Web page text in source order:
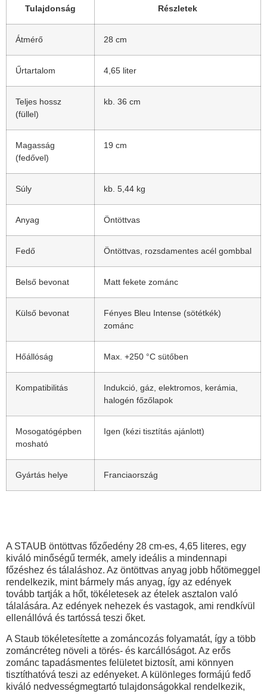
Tulajdonság Részletek
Átmérő 28 cm
Űrtartalom 4,65 liter
Teljes hossz
(füllel)
kb. 36 cm
Magasság
(fedővel)
19 cm
Súly kb. 5,44 kg
Anyag Öntöttvas
Fedő Öntöttvas, rozsdamentes acél gombbal
Belső bevonat Matt fekete zománc
Külső bevonat
Fényes Bleu Intense (sötétkék)
zománc
Hőállóság Max. +250 °C sütőben
Kompatibilitás
Indukció, gáz, elektromos, kerámia,
halogén főzőlapok
Mosogatógépben
mosható
Igen (kézi tisztítás ajánlott)
Gyártás helye Franciaország
A STAUB öntöttvas főzőedény 28 cm-es, 4,65 literes, egy
kiváló minőségű termék, amely ideális a mindennapi
főzéshez és tálaláshoz. Az öntöttvas anyag jobb hőtömeggel
rendelkezik, mint bármely más anyag, így az edények
tovább tartják a hőt, tökéletesek az ételek asztalon való
tálalására. Az edények nehezek és vastagok, ami rendkívül
ellenállóvá és tartóssá teszi őket.
A Staub tökéletesítette a zománcozás folyamatát, így a több
zománcréteg növeli a törés- és karcállóságot. Az erős
zománc tapadásmentes felületet biztosít, ami könnyen
tisztíthatóvá teszi az edényeket. A különleges formájú fedő
kiváló nedvességmegtartó tulajdonságokkal rendelkezik,